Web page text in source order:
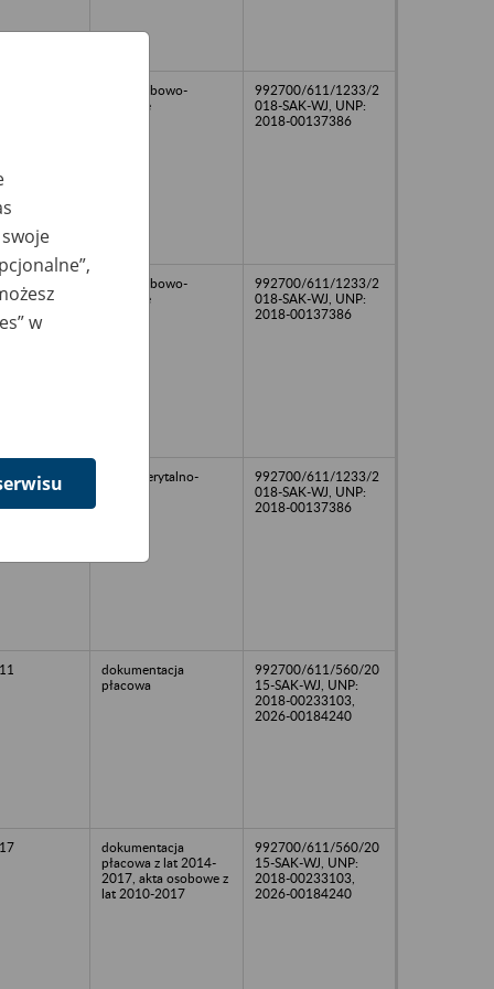
akta osobowo-
płacowe
992700/611/1233/2
018-SAK-WJ, UNP:
2018-00137386
akta osobowo-
płacowe
992700/611/1233/2
018-SAK-WJ, UNP:
2018-00137386
akta emerytalno-
992700/611/1233/2
018-SAK-WJ, UNP:
2018-00137386
dokumentacja
płacowa
992700/611/560/20
15-SAK-WJ, UNP:
2018-00233103,
2026-00184240
dokumentacja
płacowa z lat 2014-
2017, akta osobowe z
lat 2010-2017
992700/611/560/20
15-SAK-WJ, UNP:
2018-00233103,
2026-00184240
w